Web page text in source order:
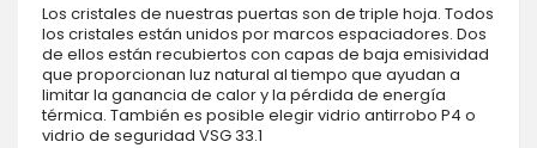
Los cristales de nuestras puertas son de triple hoja. Todos
los cristales están unidos por marcos espaciadores. Dos
de ellos están recubiertos con capas de baja emisividad
que proporcionan luz natural al tiempo que ayudan a
limitar la ganancia de calor y la pérdida de energía
térmica. También es posible elegir vidrio antirrobo P4 o
vidrio de seguridad VSG 33.1